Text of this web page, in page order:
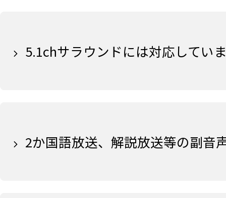
5.1chサラウンドには対応してい
2か国語放送、解説放送等の副音